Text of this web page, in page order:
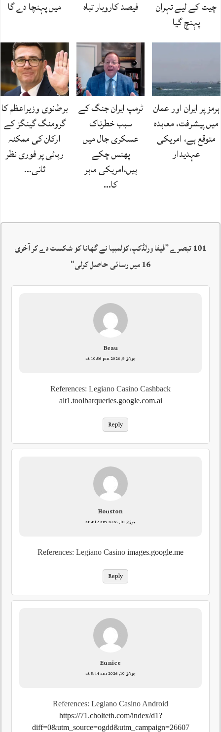
چیت کے لیے تہران
پہنچ گیا
فیصد کاروبار تباہ
میں پہنچا دے گا
ہرمز پر ایران اور عمان
میں پیشرفت، معاہدہ
متوقع ہے، امریکی
عہدیدار
ٹرمپ ایران جنگ کے
سبب خطرناک
عسکری جال میں
پھنس چکے
ہیں،امریکی ماہر
کا…
برطانوی وزیراعظم کا
گرومنگ گینگز کے
ارکان کی ممکنہ
رہائی پر فوری نظر
ثانی…
101 تبصرے ”
فیفا ورلڈکپ،کولمبیا نے گھانا کو شکست دے کر آخری
16 میں رسائی حاصل کرلی
“
Beau
جولائ 9, 2026 at 10:56 pm
References: Legiano Casino Cashback
alt1.toolbarqueries.google.com.ai
Reply
Houston
جولائ 10, 2026 at 4:12 am
References: Legiano Casino images.google.me
Reply
Eunice
جولائ 10, 2026 at 5:44 am
References: Legiano Casino Android
https://71.cholteth.com/index/d1?
diff=0&utm_source=ogdd&utm_campaign=26607